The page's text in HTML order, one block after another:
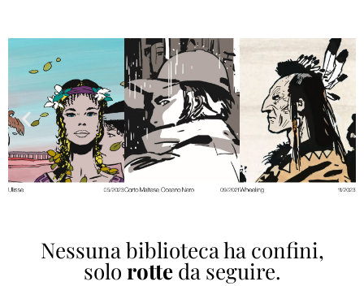
Nessuna biblioteca ha confini,
solo rotteda seguire.